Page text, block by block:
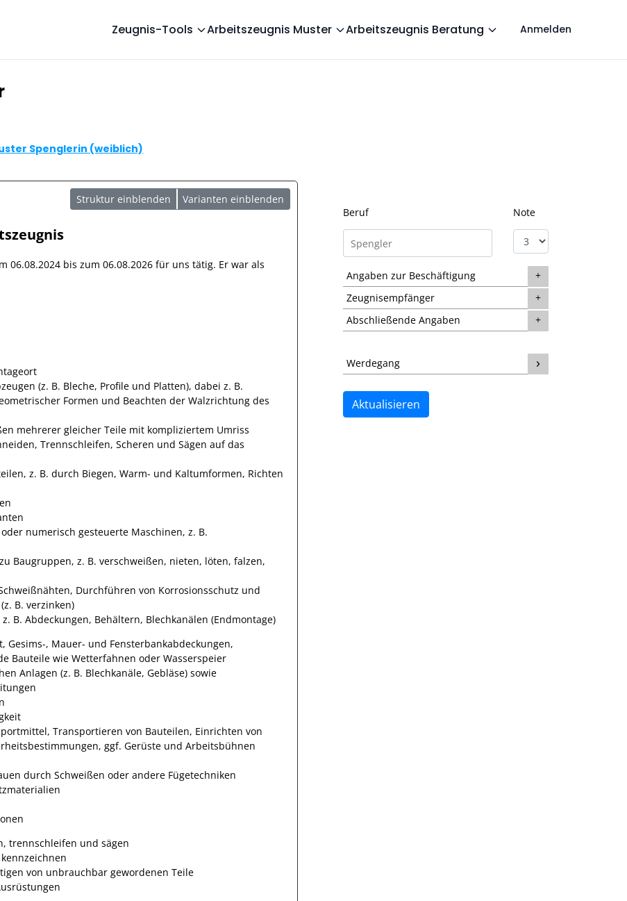
Zeugnis-Tools Arbeitszeugnis Muster Arbeitszeugnis Beratung Anmelden
Spenglerin (weiblich)
Struktur einblenden Varianten einblenden
06.08.2024 bis zum 06.08.2026 für uns tätig. Er war als
(z. B. Bleche, Profile und Platten), dabei z. B.
Formen und Beachten der Walzrichtung des
mehrerer gleicher Teile mit kompliziertem Umriss
Trennschleifen, Scheren und Sägen auf das
z. B. durch Biegen, Warm- und Kaltumformen, Richten
numerisch gesteuerte Maschinen, z. B.
Baugruppen, z. B. verschweißen, nieten, löten, falzen,
Durchführen von Korrosionsschutz und
B. verzinken)
B. Abdeckungen, Behältern, Blechkanälen (Endmontage)
, Mauer- und Fensterbankabdeckungen,
Bauteile wie Wetterfahnen oder Wasserspeier
Anlagen (z. B. Blechkanäle, Gebläse) sowie
Transportieren von Bauteilen, Einrichten von
ggf. Gerüste und Arbeitsbühnen
durch Schweißen oder andere Fügetechniken
trennschleifen und sägen
von unbrauchbar gewordenen Teile
Beruf Note
Angaben zur Beschäftigung
Zeugnisempfänger
Abschließende Angaben
Werdegang
Aktualisieren